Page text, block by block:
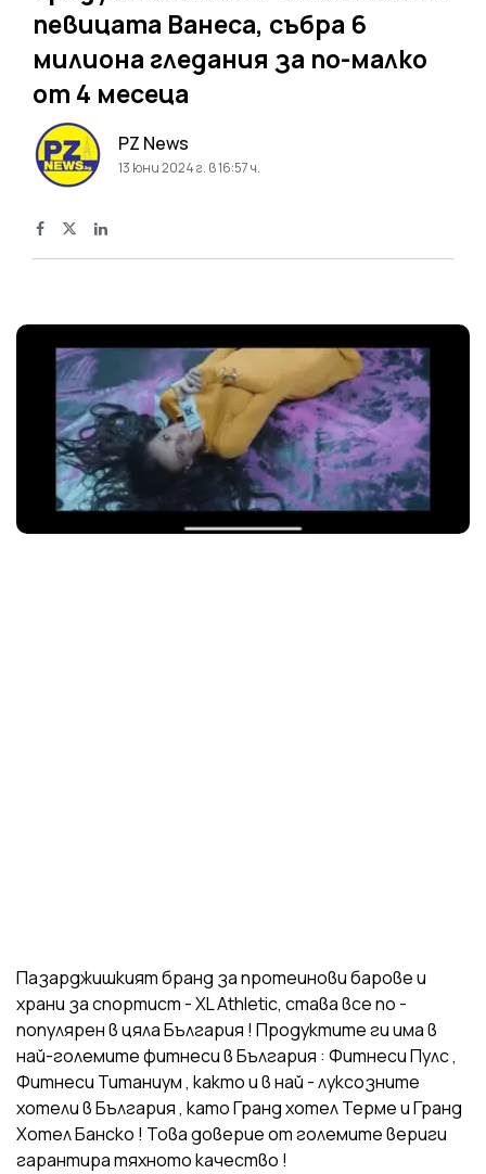
певицата Ванеса, събра 6
милиона гледания за по-малко
от 4 месеца
PZ News
13 юни 2024 г. в 16:57 ч.
Пазарджишкият бранд за протеинови барове и
храни за спортист - XL Athletic, става все по -
популярен в цяла България ! Продуктите ги има в
най-големите фитнеси в България : Фитнеси Пулс ,
Фитнеси Титаниум , както и в най - луксозните
хотели в България , като Гранд хотел Терме и Гранд
Хотел Банско ! Това доверие от големите вериги
гарантира тяхното качество !